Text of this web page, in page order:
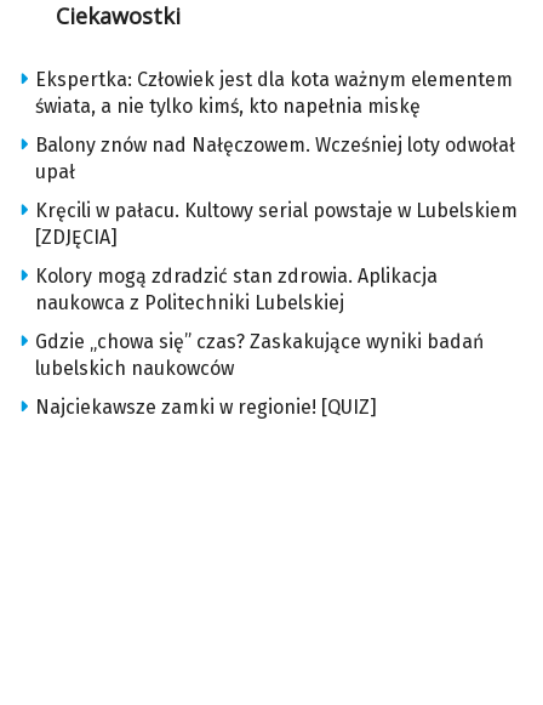
Ciekawostki
Ekspertka: Człowiek jest dla kota ważnym elementem
świata, a nie tylko kimś, kto napełnia miskę
Balony znów nad Nałęczowem. Wcześniej loty odwołał
upał
Kręcili w pałacu. Kultowy serial powstaje w Lubelskiem
[ZDJĘCIA]
Kolory mogą zdradzić stan zdrowia. Aplikacja
naukowca z Politechniki Lubelskiej
Gdzie „chowa się” czas? Zaskakujące wyniki badań
lubelskich naukowców
Najciekawsze zamki w regionie! [QUIZ]